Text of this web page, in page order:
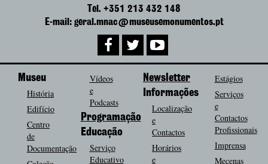
Tel. +351 213 432 148
E-mail: geral.mnac@museusemonumentos.pt
Museu
História
Edifício
Centro
de
Documentação
Vídeos
e
Podcasts
Programação
Educação
Serviço
Educativo
Newsletter
Informações
Localização
e
Contactos
Horários
e
Estágios
Serviços
e
Contactos
Profissionais
Imprensa
Mecenas